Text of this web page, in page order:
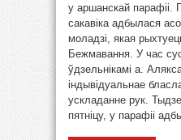
у аршанскай парафіі.
сакавіка адбылася
моладзі, якая
Бежмавання. У час
ўдзельнікамі а.
індывідуальнае
ускладанне рук.
пятніцу, у парафіі